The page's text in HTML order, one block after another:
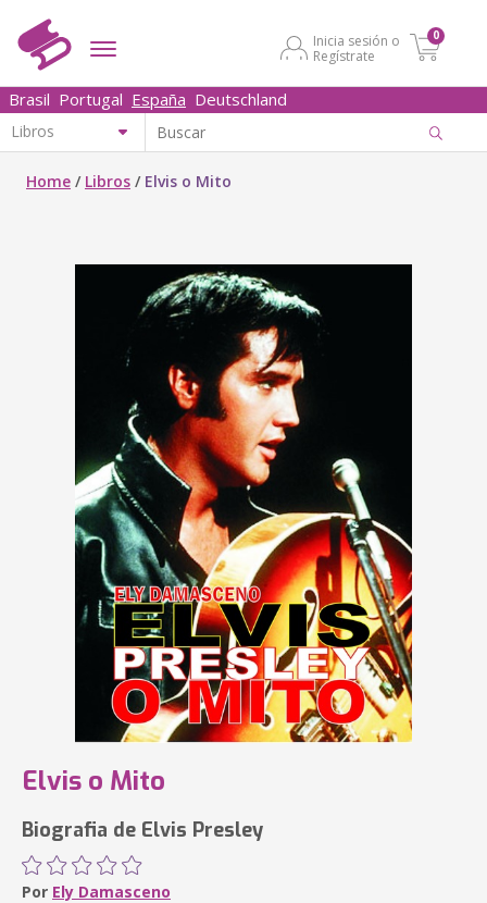
Inicia sesión o
Regístrate
0
Brasil Portugal España Deutschland
Home / Libros / Elvis o Mito
Elvis o Mito
Biografia de Elvis Presley
Por Ely Damasceno